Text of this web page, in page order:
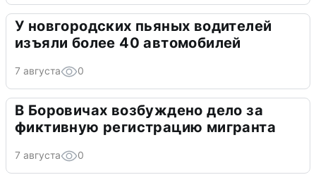
У новгородских пьяных водителей
изъяли более 40 автомобилей
7 августа 0
В Боровичах возбуждено дело за
фиктивную регистрацию мигранта
7 августа 0